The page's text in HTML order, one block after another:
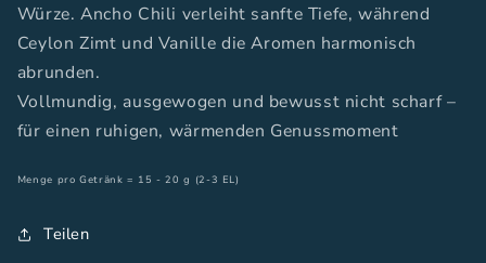
Würze. Ancho Chili verleiht sanfte Tiefe, während
Ceylon Zimt und Vanille die Aromen harmonisch
abrunden.
Vollmundig, ausgewogen und bewusst nicht scharf –
für einen ruhigen, wärmenden Genussmoment
Menge pro Getränk = 15 - 20 g (2-3 EL)
Teilen